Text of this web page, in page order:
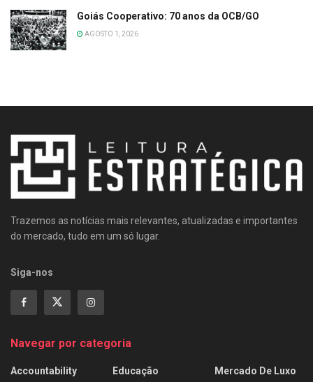
Goiás Cooperativo: 70 anos da OCB/GO
AGOSTO 1, 2026
Trazemos as notícias mais relevantes, atualizadas e importantes
do mercado, tudo em um só lugar.
Siga-nos
Navegar por categoria
Accountability
Educação
Mercado De Luxo